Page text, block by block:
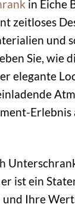
in Eiche
zeitloses
und
Sie, wie
elegante
Erlebnis
ist ein
und Ihre